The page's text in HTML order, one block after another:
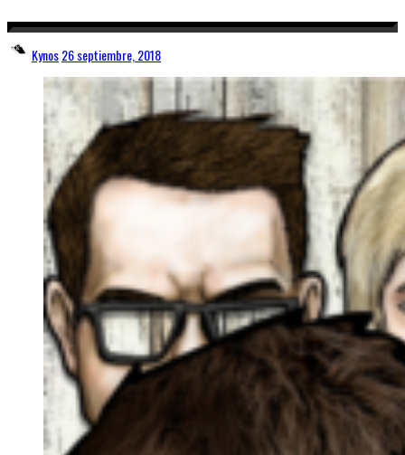
Kynos26 septiembre, 2018